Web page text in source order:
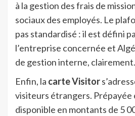
à la gestion des frais de
sociaux des employés. Le
pas standardisé : il est défini
l’entreprise concernée et
de gestion interne, clairement.
Enfin, la carte Visitor
visiteurs étrangers. Prépayée
disponible en montants de 5